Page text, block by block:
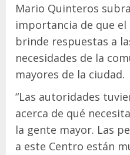
Mario Quinteros
importancia de que
brinde respuestas a
necesidades de la
mayores de la ciudad.
“Las autoridades
acerca de qué
la gente mayor. Las
a este Centro están